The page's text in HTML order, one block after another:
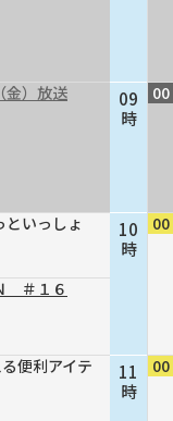
金）放送
といっしょ
＃１６
便利アイテ
09
時
10
時
11
時
00
00
00